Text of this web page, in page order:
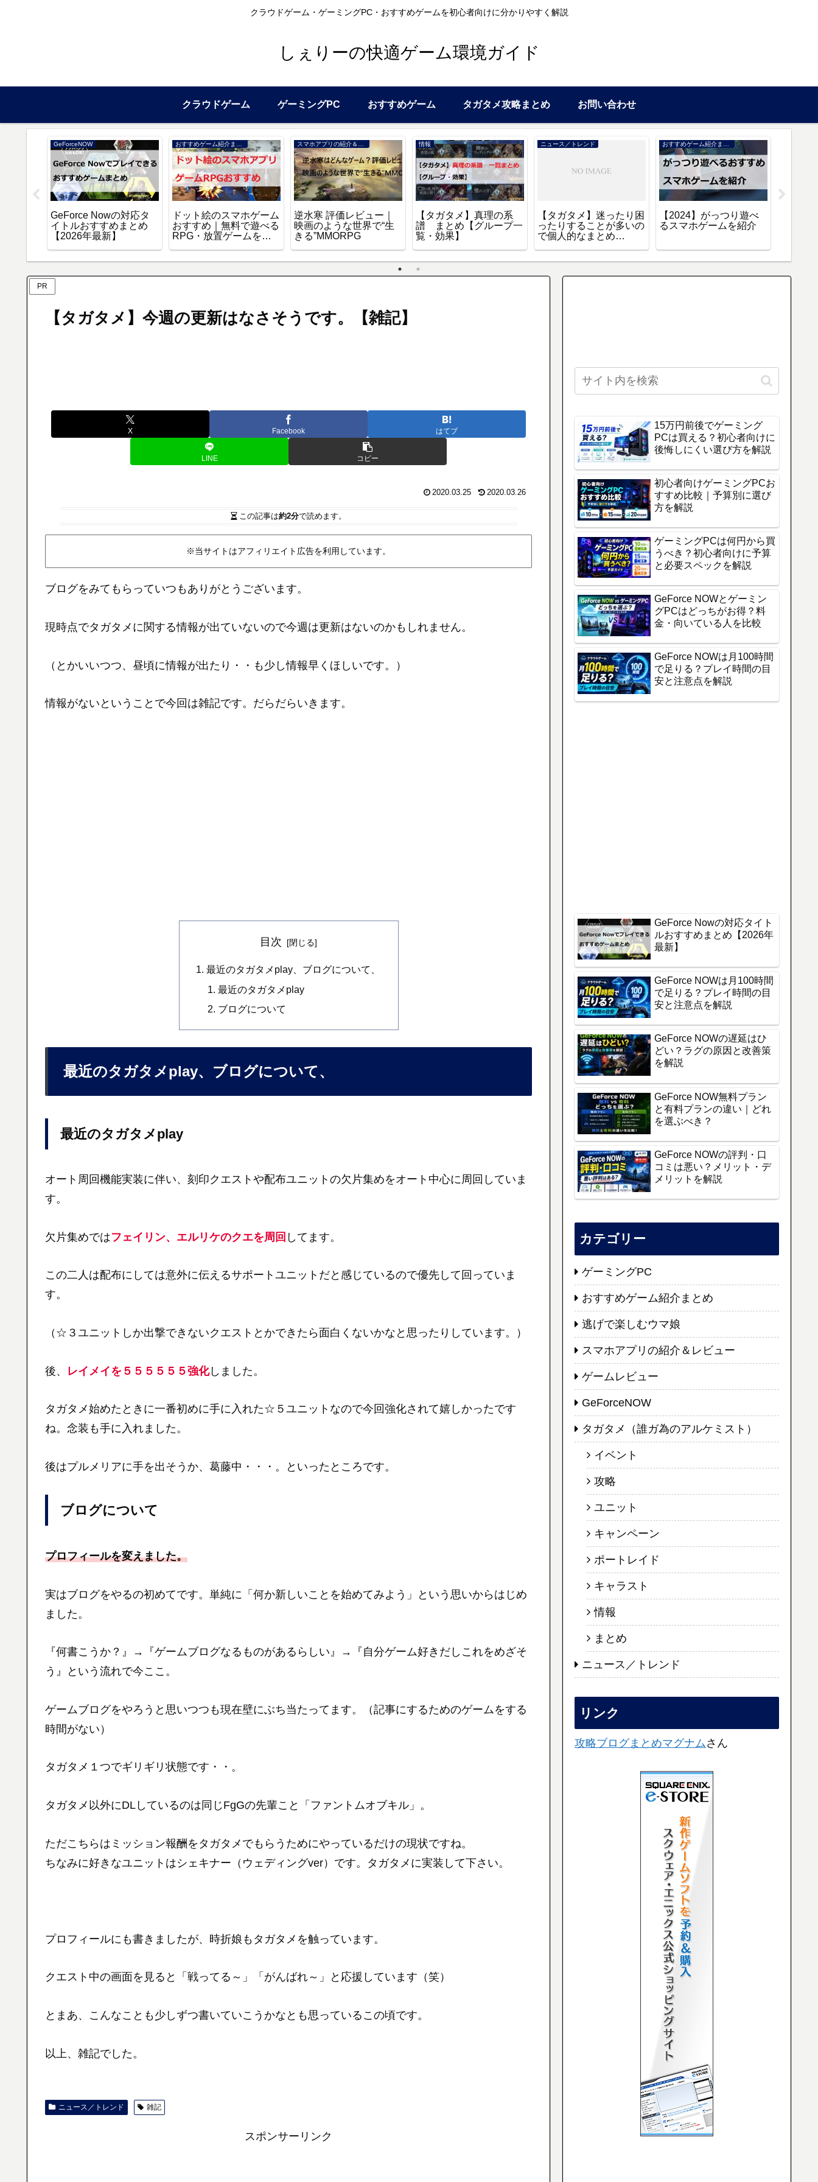
クラウドゲーム・ゲーミングPC・おすすめゲームを初心者向けに分かりやすく解説
しぇりーの快適ゲーム環境ガイド
クラウドゲーム ゲーミングPC おすすめゲーム タガタメ攻略まとめ お問い合わせ
GeForceNOW
GeForce Nowの対応タ
イトルおすすめまとめ
【2026年最新】
おすすめゲーム紹介まとめ
ドット絵のスマホゲーム
おすすめ｜無料で遊べる
RPG・放置ゲームを厳
スマホアプリの紹介＆レビュー
逆水寒 評価レビュー｜
映画のような世界で“生
きる”MMORPG
情報
【タガタメ】真理の系
譜 まとめ【グループ一
覧・効果】
ニュース／トレンド
【タガタメ】迷ったり困
ったりすることが多いの
で個人的なまとめ
おすすめゲーム紹介まとめ
【2024】がっつり遊べ
るスマホゲームを紹介
PR
【タガタメ】今週の更新はなさそうです。【雑記】
X Facebook はてブ
LINE コピー
2020.03.25 2020.03.26
この記事は約2分で読めます。
※当サイトはアフィリエイト広告を利用しています。
ブログをみてもらっていつもありがとうございます。
現時点でタガタメに関する情報が出ていないので今週は更新はないのかもしれません。
（とかいいつつ、昼頃に情報が出たり・・も少し情報早くほしいです。）
情報がないということで今回は雑記です。だらだらいきます。
目次
最近のタガタメplay、ブログについて、
最近のタガタメplay
ブログについて
最近のタガタメplay、ブログについて、
最近のタガタメplay
オート周回機能実装に伴い、刻印クエストや配布ユニットの欠片集めをオート中心に周回していま
す。
欠片集めではフェイリン、エルリケのクエを周回 してます。
この二人は配布にしては意外に伝えるサポートユニットだと感じているので優先して回っていま
す。
（☆３ユニットしか出撃できないクエストとかできたら面白くないかなと思ったりしています。）
後、 レイメイを５５５５５５強化しました。
タガタメ始めたときに一番初めに手に入れた☆５ユニットなので今回強化されて嬉しかったです
ね。念装も手に入れました。
後はプルメリアに手を出そうか、葛藤中・・・。といったところです。
ブログについて
プロフィールを変えました。
実はブログをやるの初めてです。単純に「何か新しいことを始めてみよう」という思いからはじめ
ました。
『何書こうか？』→『ゲームブログなるものがあるらしい』→『自分ゲーム好きだしこれをめざそ
う』という流れで今ここ。
ゲームブログをやろうと思いつつも現在壁にぶち当たってます。（記事にするためのゲームをする
時間がない）
タガタメ１つでギリギリ状態です・・。
タガタメ以外にDLしているのは同じFgGの先輩こと「ファントムオブキル」。
ただこちらはミッション報酬をタガタメでもらうためにやっているだけの現状ですね。
ちなみに好きなユニットはシェキナー（ウェディングver）です。タガタメに実装して下さい。
プロフィールにも書きましたが、時折娘もタガタメを触っています。
クエスト中の画面を見ると「戦ってる～」「がんばれ～」と応援しています（笑）
とまあ、こんなことも少しずつ書いていこうかなとも思っているこの頃です。
以上、雑記でした。
ニュース／トレンド 雑記
スポンサーリンク
15万円前後でゲーミング
PCは買える？初心者向けに
後悔しにくい選び方を解説
初心者向けゲーミングPCお
すすめ比較｜予算別に選び
方を解説
ゲーミングPCは何円から買
うべき？初心者向けに予算
と必要スペックを解説
GeForce NOWとゲーミン
グPCはどっちがお得？料
金・向いている人を比較
GeForce NOWは月100時間
で足りる？プレイ時間の目
安と注意点を解説
GeForce Nowの対応タイト
ルおすすめまとめ【2026年
最新】
GeForce NOWは月100時間
で足りる？プレイ時間の目
安と注意点を解説
GeForce NOWの遅延はひ
どい？ラグの原因と改善策
を解説
GeForce NOW無料プラン
と有料プランの違い｜どれ
を選ぶべき？
GeForce NOWの評判・口
コミは悪い？メリット・デ
メリットを解説
カテゴリー
ゲーミングPC
おすすめゲーム紹介まとめ
逃げで楽しむウマ娘
スマホアプリの紹介＆レビュー
ゲームレビュー
GeForceNOW
タガタメ（誰ガ為のアルケミスト）
イベント
攻略
ユニット
キャンペーン
ポートレイド
キャラスト
情報
まとめ
ニュース／トレンド
リンク
攻略ブログまとめマグナム さん